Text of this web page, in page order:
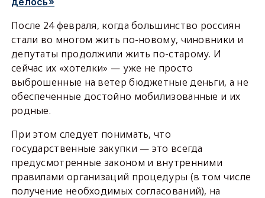
После 24 февраля, когда большинство россиян
стали во многом жить по-новому, чиновники и
депутаты продолжили жить по-старому. И
сейчас их «хотелки» — уже не просто
выброшенные на ветер бюджетные деньги, а не
обеспеченные достойно мобилизованные и их
родные.
При этом следует понимать, что
государственные закупки — это всегда
предусмотренные законом и внутренними
правилами организаций процедуры (в том числе
получение необходимых согласований), на